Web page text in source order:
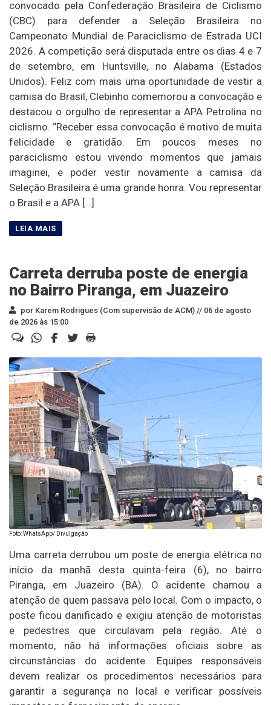
convocado pela Confederação Brasileira de Ciclismo
(CBC) para defender a Seleção Brasileira no
Campeonato Mundial de Paraciclismo de Estrada UCI
2026. A competição será disputada entre os dias 4 e 7
de setembro, em Huntsville, no Alabama (Estados
Unidos). Feliz com mais uma oportunidade de vestir a
camisa do Brasil, Clebinho comemorou a convocação e
destacou o orgulho de representar a APA Petrolina no
ciclismo. “Receber essa convocação é motivo de muita
felicidade e gratidão. Em poucos meses no
paraciclismo estou vivendo momentos que jamais
imaginei, e poder vestir novamente a camisa da
Seleção Brasileira é uma grande honra. Vou representar
o Brasil e a APA […]
Carreta derruba poste de energia
no Bairro Piranga, em Juazeiro
por Karem Rodrigues (Com supervisão de ACM) // 06 de agosto
de 2026 às 15:00
Foto: WhatsApp/ Divulgação
Uma carreta derrubou um poste de energia elétrica no
início da manhã desta quinta-feira (6), no bairro
Piranga, em Juazeiro (BA). O acidente chamou a
atenção de quem passava pelo local. Com o impacto, o
poste ficou danificado e exigiu atenção de motoristas
e pedestres que circulavam pela região. Até o
momento, não há informações oficiais sobre as
circunstâncias do acidente. Equipes responsáveis
devem realizar os procedimentos necessários para
garantir a segurança no local e verificar possíveis